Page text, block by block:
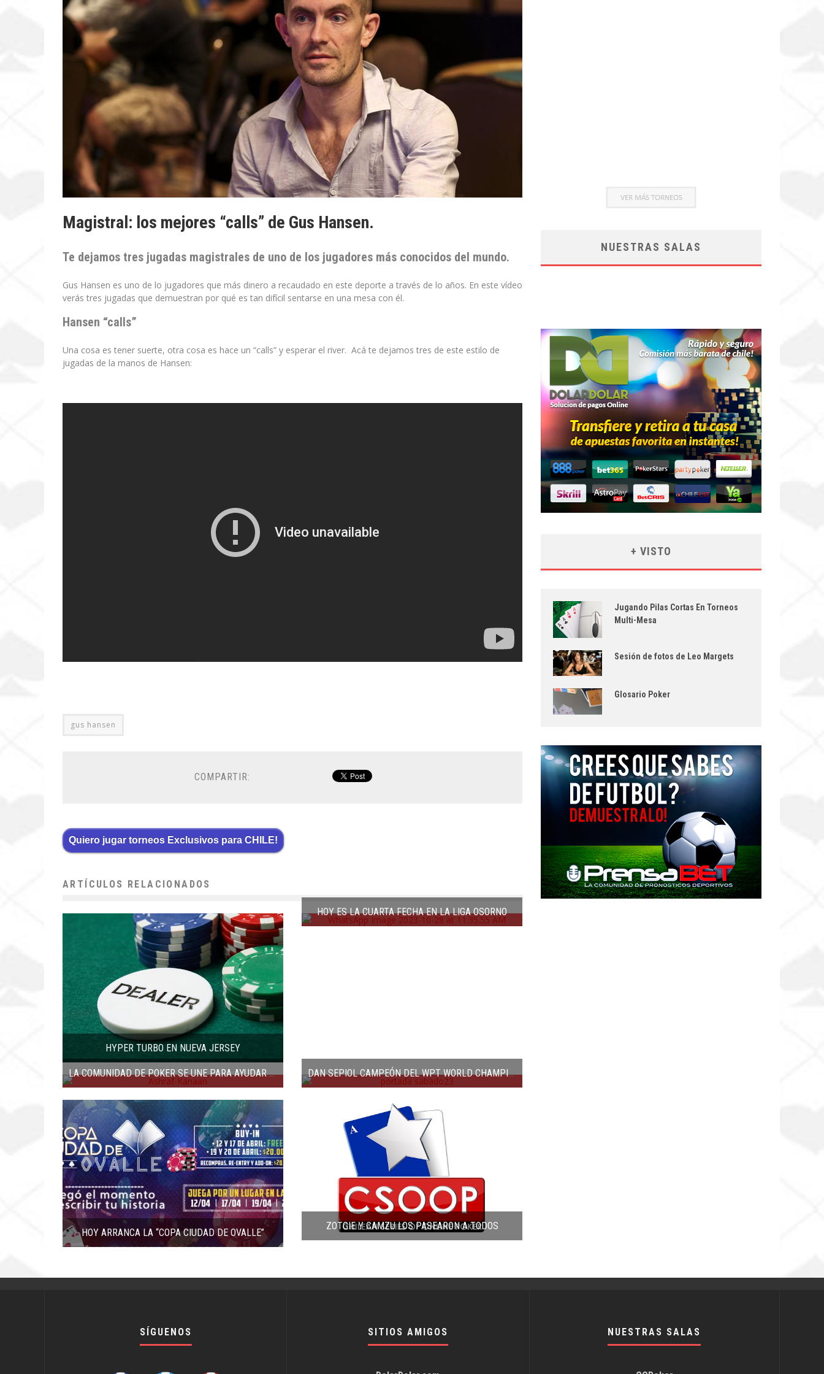
Magistral: los mejores “calls” de Gus Hansen.
Te dejamos tres jugadas magistrales de uno de los jugadores más conocidos del mundo.
Gus Hansen es uno de lo jugadores que más dinero a recaudado en este deporte a través de lo años. En este vídeo
verás tres jugadas que demuestran por qué es tan difícil sentarse en una mesa con él.
Hansen “calls”
Una cosa es tener suerte, otra cosa es hace un “calls” y esperar el river. Acá te dejamos tres de este estilo de
jugadas de la manos de Hansen:
gus hansen
COMPARTIR:
Quiero jugar torneos Exclusivos para CHILE!
ARTÍCULOS RELACIONADOS
HYPER TURBO EN NUEVA JERSEY
HOY ES LA CUARTA FECHA EN LA LIGA OSORNO
LA COMUNIDAD DE POKER SE UNE PARA AYUDAR A ASHRAF KANAAN DAN SEPIOL CAMPEÓN DEL WPT WORLD CHAMPIONSHIP 2023
HOY ARRANCA LA “COPA CIUDAD DE OVALLE”
ZOTGIE Y CAMZU LOS PASEARON A TODOS
NUESTRAS SALAS
+ VISTO
Jugando Pilas Cortas En Torneos
Multi-Mesa
Sesión de fotos de Leo Margets
Glosario Poker
SÍGUENOS SITIOS AMIGOS NUESTRAS SALAS